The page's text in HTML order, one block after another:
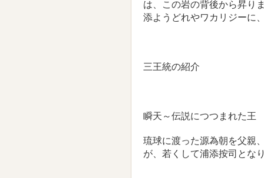
は、この岩の背後から昇り
添ようどれやワカリジーに
三王統の紹介
瞬天～伝説につつまれた王
琉球に渡った源為朝を父親
が、若くして浦添按司とな